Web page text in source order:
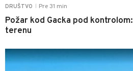
DRUŠTVO Pre 31 min
Požar kod Gacka pod
terenu